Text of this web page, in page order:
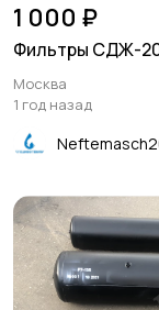
1 000 ₽
Фильтры СДЖ-
Москва
1 год назад